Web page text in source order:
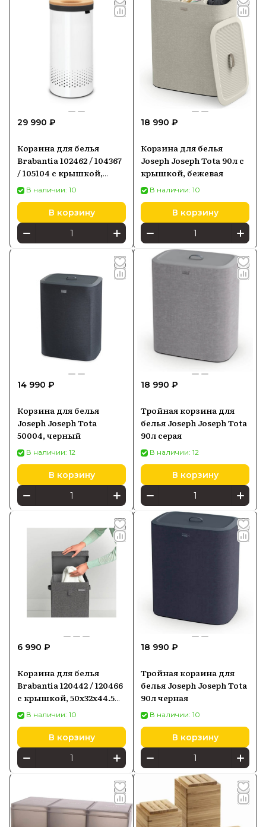
29 990 ₽
Корзина для белья
Brabantia 102462 / 104367
/ 105104 с крышкой,
60х30х70 см, белый/
оранжевый
В наличии: 10
В корзину
18 990 ₽
Корзина для белья
Joseph Joseph Tota 90л с
крышкой, бежевая
В наличии: 10
В корзину
14 990 ₽
Корзина для белья
Joseph Joseph Tota
50004, черный
В наличии: 12
В корзину
18 990 ₽
Тройная корзина для
белья Joseph Joseph Tota
90л серая
В наличии: 12
В корзину
6 990 ₽
Корзина для белья
Brabantia 120442 / 120466
с крышкой, 50х32х44.5
см, серо-черный
В наличии: 10
В корзину
18 990 ₽
Тройная корзина для
белья Joseph Joseph Tota
90л черная
В наличии: 10
В корзину